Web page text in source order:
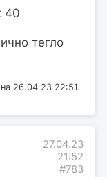
40
тегло
26.04.23 22:51.
27.04.23
21:52
#783